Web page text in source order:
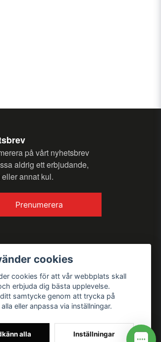
på vårt nyhetsbrev
aldrig ett erbjudande,
annat kul.
Prenumerera
cookies
cookies för att vår webbplats skall
erbjuda dig bästa upplevelse.
samtycke genom att trycka på
eller anpassa via inställningar.
alla Inställningar